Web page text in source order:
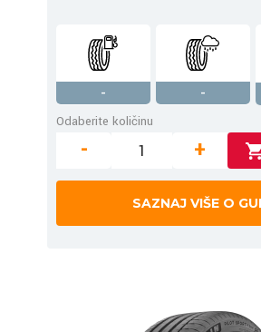
- -
Odaberite količinu
- +
SAZNAJ VIŠE O